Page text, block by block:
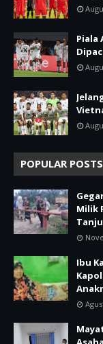
Piala
POPULAR POSTS
Milik
Ibu